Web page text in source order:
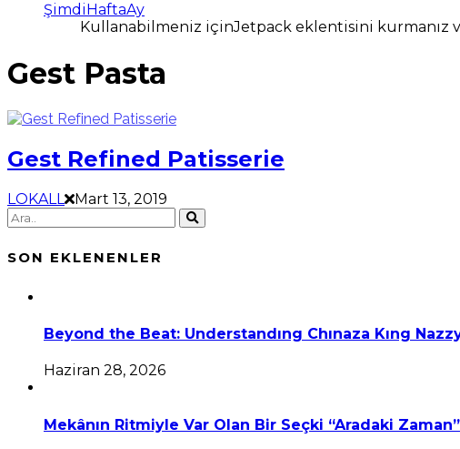
ŞimdiHaftaAy
Kullanabilmeniz içinJetpack eklentisini kurmanız
Gest Pasta
Gest Refined Patisserie
LOKALL Mart 13, 2019
SON EKLENENLER
Beyond the Beat: Understandıng Chınaza Kıng
Haziran 28, 2026
Mekânın Ritmiyle Var Olan Bir Seçki “Aradaki Zaman”